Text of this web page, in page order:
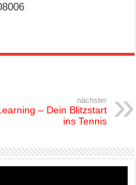
nächster
– Dein Blitzstart
ins Tennis